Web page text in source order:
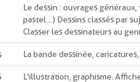
Le dessin : ouvrages
pastel…) Dessins classés par
Classer les dessinateurs au
La bande dessinée,
L'illustration, graphisme.